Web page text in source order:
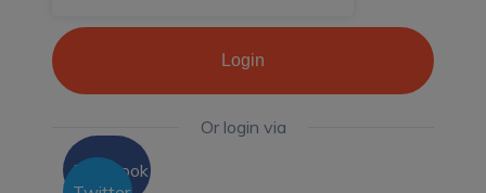
Login
Or login via
Facebook